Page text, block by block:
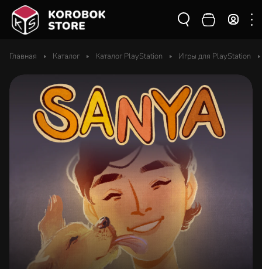
Главная Каталог Каталог PlayStation Игры для PlayStation